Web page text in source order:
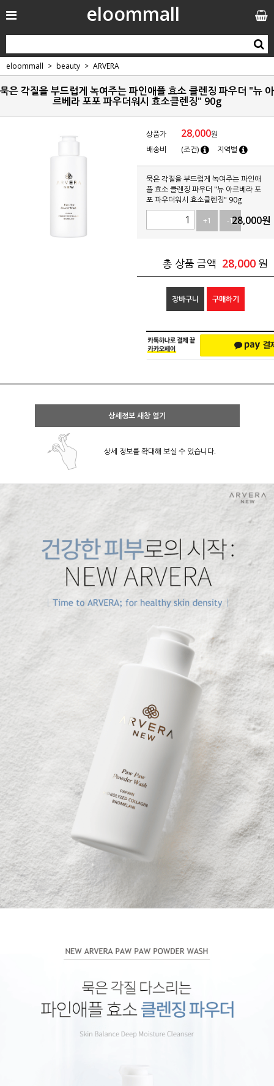
eloommall
eloommall beauty ARVERA
묵은 각질을 부드럽게 녹여주는 파인애플 효소 클렌징 파우더 "뉴 아
르베라 포포 파우더워시 효소클렌징" 90g
상품가 28,000원
배송비
(조건) 지역별
묵은 각질을 부드럽게 녹여주는 파인애
플 효소 클렌징 파우더 "뉴 아르베라 포
포 파우더워시 효소클렌징" 90g
+1
-128,000원
총 상품 금액 28,000 원
장바구니 구매하기
상세정보 새창 열기
상세 정보를 확대해 보실 수 있습니다.